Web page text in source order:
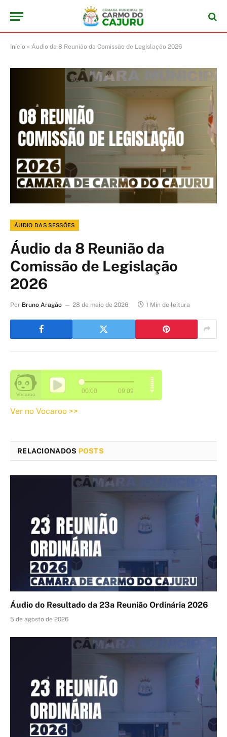
Início » Áudio da 8 Reunião da Comissão de Legislação 2026
ÁUDIO DAS SESSÕES
Áudio da 8 Reunião da
Comissão de Legislação
2026
Por Bruno Aragão 28 de maio de 2026 1 Min de leitura
Ver no Vocaroo >>
RELACIONADOS POSTS
Áudio do Resultado da 23a Reunião Ordinária 2026
5 de agosto de 2026